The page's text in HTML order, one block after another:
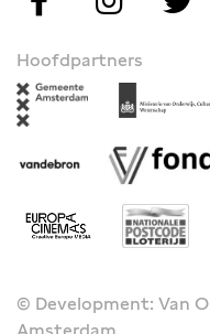
Hoofdpartners
© Development: Van